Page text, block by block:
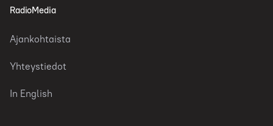
RadioMedia
Ajankohtaista
Yhteystiedot
In English